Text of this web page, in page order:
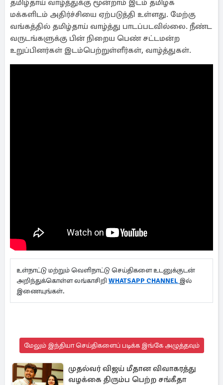
தமிழ்தாய் வாழ்த்துக்கு மூன்றாம் இடம் தமிழக
மக்களிடம் அதிர்ச்சியை ஏற்படுத்தி உள்ளது. மேற்கு
வங்கத்தில் தமிழ்தாய் வாழ்த்து பாடப்படவில்லை. நீண்ட
வருடங்களுக்கு பின் நிறைய பெண் சட்டமன்ற
உறுப்பினர்கள் இடம்பெற்றுள்ளீர்கள், வாழ்த்துகள்.
தமிழ்நாடு, மக்களை பிரிக்கும் சனாதானம் ஒழிக்கப்பட
வேண்டும்" என தெரிவித்துள்ளார்.
உள்நாட்டு மற்றும் வெளிநாட்டு செய்திகளை உடனுக்குடன்
அறிந்துக்கொள்ள லங்காசிறி WHATSAPP CHANNEL இல்
இணையுங்கள்.
மேலும் இந்தியா செய்திகளைப் படிக்க இங்கே அழுத்தவும்
முதல்வர் விஜய் மீதான விவாகரத்து
வழக்கை திரும்ப பெற்ற சங்கீதா